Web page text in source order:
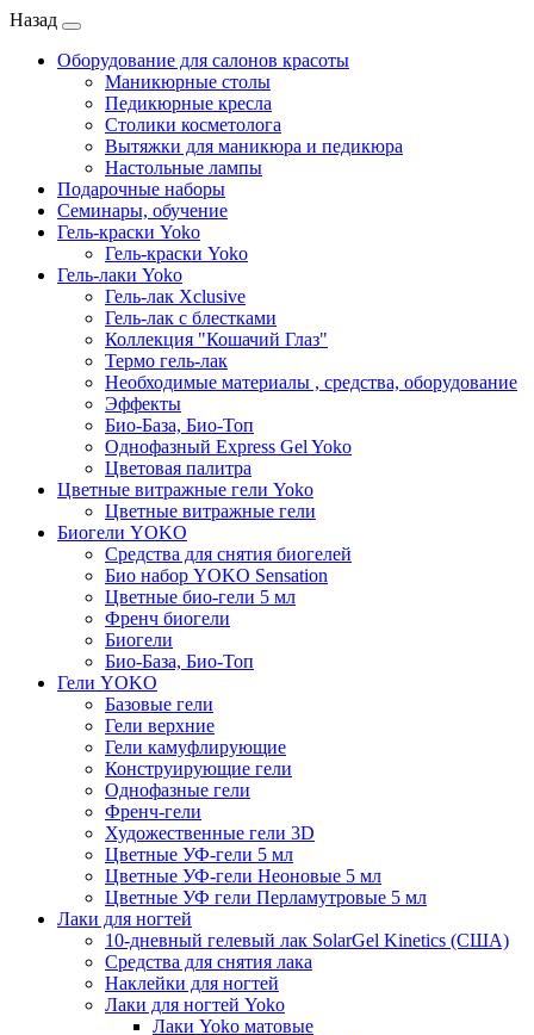
Назад
Оборудование для салонов красоты
Маникюрные столы
Педикюрные кресла
Столики косметолога
Вытяжки для маникюра и педикюра
Настольные лампы
Подарочные наборы
Семинары, обучение
Гель-краски Yoko
Гель-краски Yoko
Гель-лаки Yoko
Гель-лак Xclusive
Гель-лак с блестками
Коллекция "Кошачий Глаз"
Термо гель-лак
Необходимые материалы , средства, оборудование
Эффекты
Био-База, Био-Топ
Однофазный Express Gel Yoko
Цветовая палитра
Цветные витражные гели Yoko
Цветные витражные гели
Биогели YOKO
Средства для снятия биогелей
Био набор YOKO Sensation
Цветные био-гели 5 мл
Френч биогели
Биогели
Био-База, Био-Топ
Гели YOKO
Базовые гели
Гели верхние
Гели камуфлирующие
Конструирующие гели
Однофазные гели
Френч-гели
Художественные гели 3D
Цветные УФ-гели 5 мл
Цветные УФ-гели Неоновые 5 мл
Цветные УФ гели Перламутровые 5 мл
Лаки для ногтей
10-дневный гелевый лак SolarGel Kinetics (США)
Средства для снятия лака
Наклейки для ногтей
Лаки для ногтей Yoko
Лаки Yoko матовые